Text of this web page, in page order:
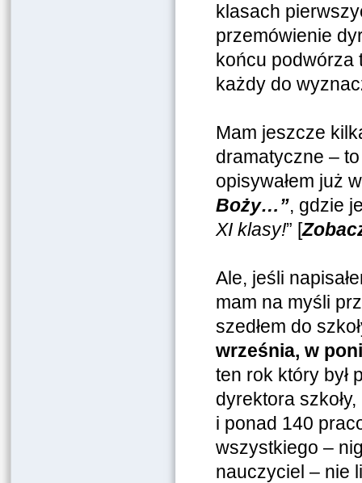
klasach
przemówienie
końcu podwórza
każdy do
Mam jeszcze
dramatyczne –
opisywałem już
Boży…”, gdzie
XI klasy!” [
Ale, jeśli
mam na myśli
szedłem do
września, w
ten rok który był
dyrektora
i ponad 140
wszystkiego –
nauczyciel – nie